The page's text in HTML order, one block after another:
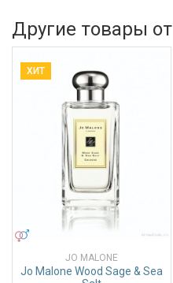
Другие товары от
ХИТ
JO MALONE
Jo Malone Wood Sage & Sea